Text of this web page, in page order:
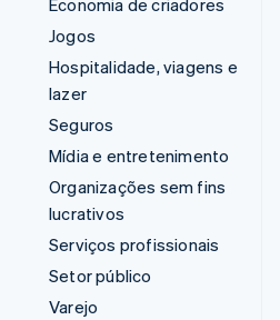
Economia de criadores
Jogos
Hospitalidade, viagens e
lazer
Seguros
Mídia e entretenimento
Organizações sem fins
lucrativos
Serviços profissionais
Setor público
Varejo